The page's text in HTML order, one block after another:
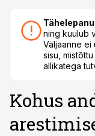
ning kuulub
Väljaanne ei
sisu,
allikatega
Kohus